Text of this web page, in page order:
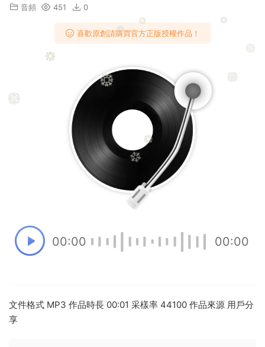
音頻 451 0
喜歡原創請購買官方正版授權作品！
00:00 00:00
文件格式 MP3 作品時長 00:01 采樣率 44100 作品來源 用戶分
享